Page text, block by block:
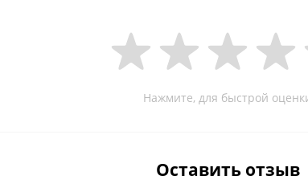
Нажмите, для быстрой
Оставить отзыв